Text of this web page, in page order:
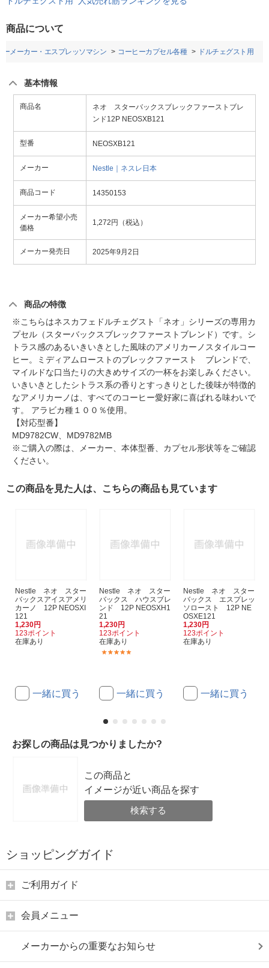
商品について
ーメーカー・エスプレッソマシン コーヒーカプセル各種 ドルチェグスト用
基本情報
商品名
ネオ スターバックスブレックファーストブレ
ンド12P NEOSXB121
型番 NEOSXB121
メーカー Nestle｜ネスレ日本
商品コード 14350153
メーカー希望小売
価格
1,272円（税込）
メーカー発売日 2025年9月2日
商品の特徴
※こちらはネスカフェドルチェグスト「ネオ」シリーズの専用カ
プセル（スターバックスブレックファーストブレンド）です。シ
トラス感のあるいきいきとした風味のアメリカーノスタイルコー
ヒー。ミディアムローストのブレックファースト ブレンドで、
マイルドな口当たりの大きめサイズの一杯をお楽しみください。
いきいきとしたシトラス系の香りとすっきりとした後味が特徴的
なアメリカーノは、すべてのコーヒー愛好家に喜ばれる味わいで
す。 アラビカ種１００％使用。
【対応型番】
MD9782CW、MD9782MB
※ご購入の際は、メーカー、本体型番、カプセル形状等をご確認
ください。
この商品を見た人は、こちらの商品も見ています
Nestle ネオ スター
バックスアイスアメリ
カーノ 12P NEOSXI
121
1,230円
123ポイント
在庫あり
一緒に買う
Nestle ネオ スター
バックス ハウスブレ
ンド 12P NEOSXH1
21
1,230円
123ポイント
在庫あり
一緒に買う
Nestle ネオ スター
バックス エスプレッ
ソロースト 12P NE
OSXE121
1,230円
123ポイント
在庫あり
一緒に買う
お探しの商品は見つかりましたか?
この商品と
イメージが近い商品を探す
検索する
ショッピングガイド
ご利用ガイド
会員メニュー
メーカーからの重要なお知らせ